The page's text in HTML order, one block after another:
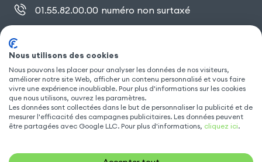
01.55.82.00.00 numéro non surtaxé
SUIVEZ NOUS
Nous utilisons des cookies
Nous pouvons les placer pour analyser les données de nos visiteurs,
améliorer notre site Web, afficher un contenu personnalisé et vous faire
vivre une expérience inoubliable. Pour plus d'informations sur les cookies
que nous utilisons, ouvrez les paramètres.
Les données sont collectées dans le but de personnaliser la publicité et de
mesurer l'efficacité des campagnes publicitaires. Les données peuvent
être partagées avec Google LLC. Pour plus d'informations, cliquez ici.